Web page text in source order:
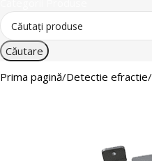
Căutare
Prima pagină Detectie efractie